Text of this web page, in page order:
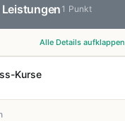
Leistungen 1 Punkt
Alle Details aufklappen
Kurse